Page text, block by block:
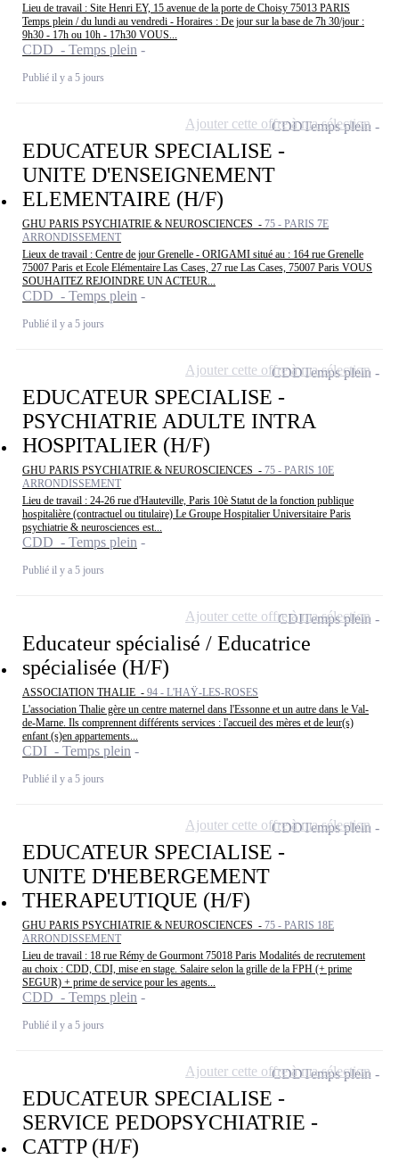
Lieu de travail : Site Henri EY, 15 avenue de la porte de Choisy 75013 PARIS
Temps plein / du lundi au vendredi - Horaires : De jour sur la base de 7h 30/jour :
9h30 - 17h ou 10h - 17h30 VOUS...
CDD - Temps plein
Publié il y a 5 jours
EDUCATEUR SPECIALISE -
UNITE D'ENSEIGNEMENT
ELEMENTAIRE (H/F)
GHU PARIS PSYCHIATRIE & NEUROSCIENCES - 75 - PARIS 7E
ARRONDISSEMENT
Lieux de travail : Centre de jour Grenelle - ORIGAMI situé au : 164 rue Grenelle
75007 Paris et Ecole Elémentaire Las Cases, 27 rue Las Cases, 75007 Paris VOUS
SOUHAITEZ REJOINDRE UN ACTEUR...
CDD - Temps plein
Publié il y a 5 jours
CDDTemps plein
Ajouter cette offre à ma sélection
EDUCATEUR SPECIALISE -
PSYCHIATRIE ADULTE INTRA
HOSPITALIER (H/F)
GHU PARIS PSYCHIATRIE & NEUROSCIENCES - 75 - PARIS 10E
ARRONDISSEMENT
Lieu de travail : 24-26 rue d'Hauteville, Paris 10è Statut de la fonction publique
hospitalière (contractuel ou titulaire) Le Groupe Hospitalier Universitaire Paris
psychiatrie & neurosciences est...
CDD - Temps plein
Publié il y a 5 jours
CDDTemps plein
Ajouter cette offre à ma sélection
Educateur spécialisé / Educatrice
spécialisée (H/F)
ASSOCIATION THALIE - 94 - L'HAŸ-LES-ROSES
L'association Thalie gère un centre maternel dans l'Essonne et un autre dans le Val-
de-Marne. Ils comprennent différents services : l'accueil des mères et de leur(s)
enfant (s)en appartements...
CDI - Temps plein
Publié il y a 5 jours
CDITemps plein
Ajouter cette offre à ma sélection
EDUCATEUR SPECIALISE -
UNITE D'HEBERGEMENT
THERAPEUTIQUE (H/F)
GHU PARIS PSYCHIATRIE & NEUROSCIENCES - 75 - PARIS 18E
ARRONDISSEMENT
Lieu de travail : 18 rue Rémy de Gourmont 75018 Paris Modalités de recrutement
au choix : CDD, CDI, mise en stage. Salaire selon la grille de la FPH (+ prime
SEGUR) + prime de service pour les agents...
CDD - Temps plein
Publié il y a 5 jours
CDDTemps plein
Ajouter cette offre à ma sélection
EDUCATEUR SPECIALISE -
SERVICE PEDOPSYCHIATRIE -
CATTP (H/F)
CDDTemps plein
Ajouter cette offre à ma sélection